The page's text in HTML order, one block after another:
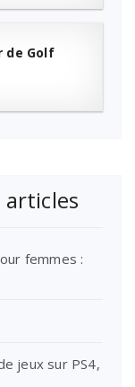
de Golf
femmes :
jeux sur PS4,